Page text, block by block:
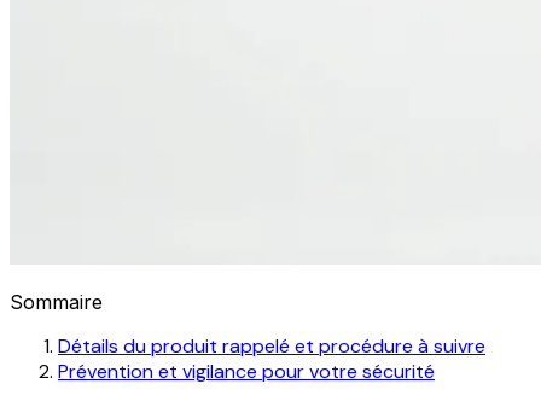
Sommaire
Détails du produit rappelé et procédure à suivre
Prévention et vigilance pour votre sécurité